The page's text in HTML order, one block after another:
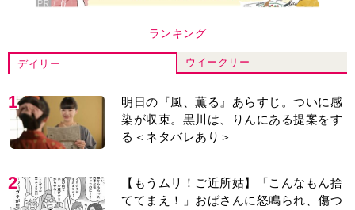
ランキング
デイリー ウイークリー
1
明日の『風、薫る』あらすじ。ついに感
染が収束。黒川は、りんにある提案をす
る＜ネタバレあり＞
2
【もうムリ！ご近所姑】「こんなもん捨
ててまえ！」おばさんに怒鳴られ、傷つ